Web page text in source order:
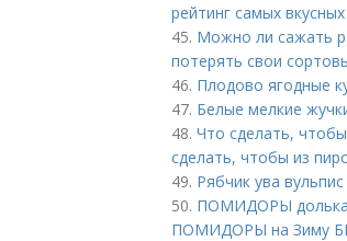
рейтинг самых вкусных
45. Можно ли сажать
потерять свои
46. Плодово ягодные
47. Белые мелкие
48. Что сделать,
сделать, чтобы из
49. Рябчик ува
50. ПОМИДОРЫ
ПОМИДОРЫ на Зиму